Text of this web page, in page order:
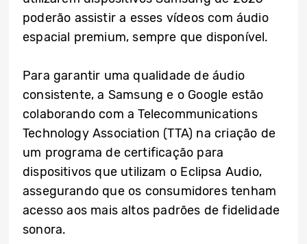
poderão assistir a esses vídeos com áudio
espacial premium, sempre que disponível.
Para garantir uma qualidade de áudio
consistente, a Samsung e o Google estão
colaborando com a Telecommunications
Technology Association (TTA) na criação de
um programa de certificação para
dispositivos que utilizam o Eclipsa Audio,
assegurando que os consumidores tenham
acesso aos mais altos padrões de fidelidade
sonora.